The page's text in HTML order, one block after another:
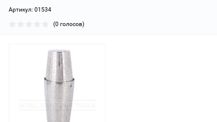
Артикул: 01534
(0 голосов)